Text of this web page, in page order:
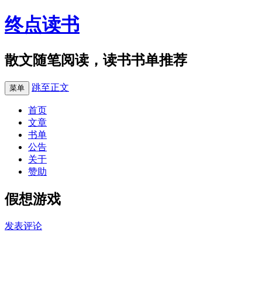
终点读书
散文随笔阅读，读书书单推荐
菜单 跳至正文
首页
文章
书单
公告
关于
赞助
假想游戏
发表评论